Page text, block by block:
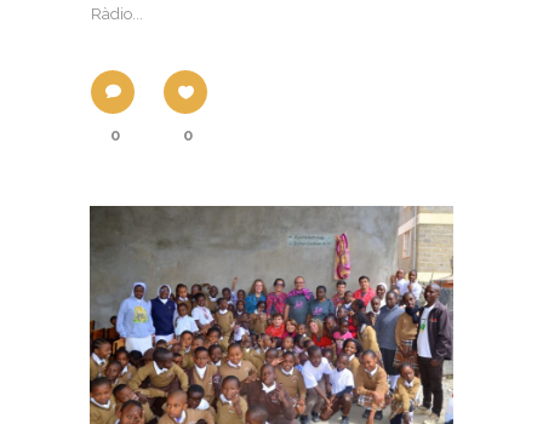
Ràdio...
0 0